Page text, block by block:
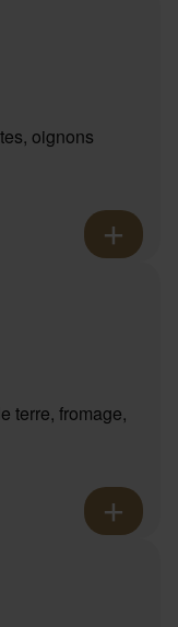
oignons
terre, fromage,